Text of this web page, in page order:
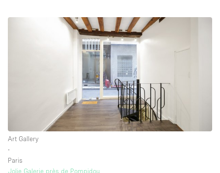
Art Gallery
∙
Paris
Jolie Galerie près de Pompidou